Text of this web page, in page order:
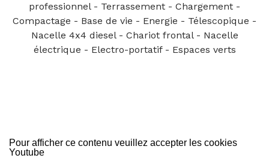
professionnel - Terrassement - Chargement -
Compactage - Base de vie - Energie - Télescopique -
Nacelle 4x4 diesel - Chariot frontal - Nacelle
électrique - Electro-portatif - Espaces verts
Pour afficher ce contenu veuillez accepter les cookies
Youtube